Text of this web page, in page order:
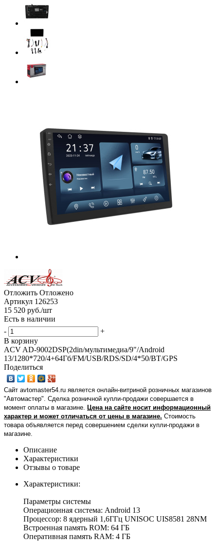
Отложить Отложено
Артикул 126253
15 520 руб./шт
Есть в наличии
-
+
В корзину
ACV AD-9002DSP(2din/мультимедиа/9"/Android
13/1280*720/4+64Гб/FM/USB/RDS/SD/4*50/BT/GPS
Поделиться
Сайт avtomaster54.ru является онлайн-витриной розничных магазинов
"Автомастер". Сделка розничной купли-продажи совершается в
момент оплаты в магазине.
Цена на сайте носит информационный
характер и может отличаться от цены в магазине. Стоимость
товара объявляется перед совершением сделки купли-продажи в
магазине
Описание
Характеристики
Отзывы о товаре
Характеристики:
Параметры системы
Операционная система: Android 13
Процессор: 8 ядерный 1,6ГГц UNISOC UIS8581 28NM
Встроенная память ROM: 64 ГБ
Оперативная память RAM: 4 ГБ